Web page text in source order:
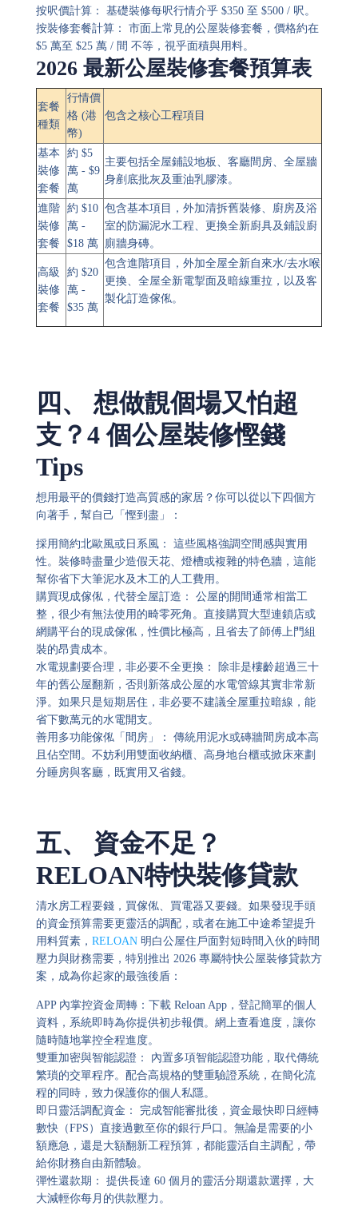
按呎價計算： 基礎裝修每呎行情介乎 $350 至 $500 / 呎。
按裝修套餐計算： 市面上常見的公屋裝修套餐，價格約在
$5 萬至 $25 萬 / 間 不等，視乎面積與用料。
2026 最新公屋裝修套餐預算表
套餐
種類
行情價
格 (港
幣)
包含之核心工程項目
基本
裝修
套餐
約 $5
萬 - $9
萬
主要包括全屋鋪設地板、客廳間房、全屋牆
身剷底批灰及重油乳膠漆。
進階
裝修
套餐
約 $10
萬 -
$18 萬
包含基本項目，外加清拆舊裝修、廚房及浴
室的防漏泥水工程、更換全新廚具及鋪設廚
廁牆身磚。
高級
裝修
套餐
約 $20
萬 -
$35 萬
包含進階項目，外加全屋全新自來水/去水喉
更換、全屋全新電掣面及暗線重拉，以及客
製化訂造傢俬。
四、 想做靚個場又怕超
支？4 個公屋裝修慳錢
Tips
想用最平的價錢打造高質感的家居？你可以從以下四個方
向著手，幫自己「慳到盡」：
採用簡約北歐風或日系風： 這些風格強調空間感與實用
性。裝修時盡量少造假天花、燈槽或複雜的特色牆，這能
幫你省下大筆泥水及木工的人工費用。
購買現成傢俬，代替全屋訂造： 公屋的開間通常相當工
整，很少有無法使用的畸零死角。直接購買大型連鎖店或
網購平台的現成傢俬，性價比極高，且省去了師傅上門組
裝的昂貴成本。
水電規劃要合理，非必要不全更換： 除非是樓齡超過三十
年的舊公屋翻新，否則新落成公屋的水電管線其實非常新
淨。如果只是短期居住，非必要不建議全屋重拉暗線，能
省下數萬元的水電開支。
善用多功能傢俬「間房」： 傳統用泥水或磚牆間房成本高
且佔空間。不妨利用雙面收納櫃、高身地台櫃或掀床來劃
分睡房與客廳，既實用又省錢。
五、 資金不足？
RELOAN特快裝修貸款
清水房工程要錢，買傢俬、買電器又要錢。如果發現手頭
的資金預算需要更靈活的調配，或者在施工中途希望提升
用料質素， RELOAN 明白公屋住戶面對短時間入伙的時間
壓力與財務需要，特別推出 2026 專屬特快公屋裝修貸款方
案，成為你起家的最強後盾：
APP 內掌控資金周轉：下載 Reloan App，登記簡單的個人
資料，系統即時為你提供初步報價。網上查看進度，讓你
隨時隨地掌控全程進度。
雙重加密與智能認證： 內置多項智能認證功能，取代傳統
繁瑣的交單程序。配合高規格的雙重驗證系統，在簡化流
程的同時，致力保護你的個人私隱。
即日靈活調配資金： 完成智能審批後，資金最快即日經轉
數快（FPS）直接過數至你的銀行戶口。無論是需要的小
額應急，還是大額翻新工程預算，都能靈活自主調配，帶
給你財務自由新體驗。
彈性還款期： 提供長達 60 個月的靈活分期還款選擇，大
大減輕你每月的供款壓力。